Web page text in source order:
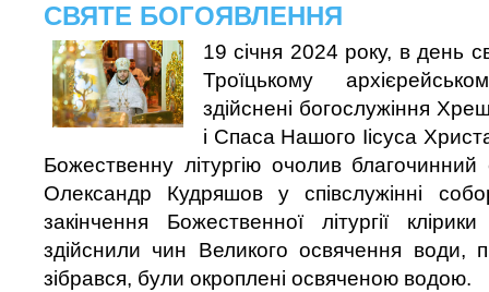
СВЯТЕ БОГОЯВЛЕННЯ
19 січня 2024 року, в день
Троїцькому
здійснені богослужіння
і Спаса Нашого Іісуса
Божественну літургію очолив благочинний
Олександр Кудряшов у співслужінні
закінчення Божественної літургії
здійснили чин Великого освячення води,
зібрався, були окроплені освяченою водою.